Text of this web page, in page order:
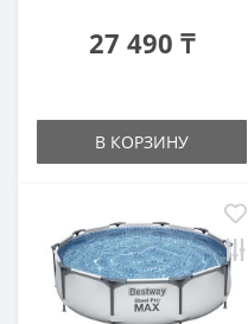
27 490 ₸
В КОРЗИНУ